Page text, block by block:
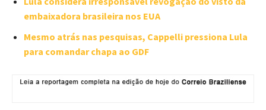
embaixadora brasileira nos EUA
Mesmo atrás nas pesquisas, Cappelli pressiona Lula
para comandar chapa ao GDF